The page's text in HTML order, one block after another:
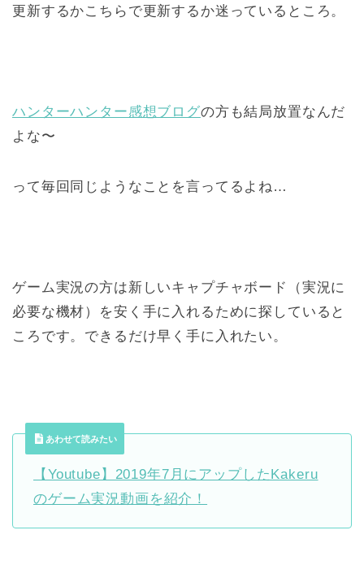
更新するかこちらで更新するか迷っているところ。
ハンターハンター感想ブログの方も結局放置なんだ
よな〜
って毎回同じようなことを言ってるよね…
ゲーム実況の方は新しいキャプチャボード（実況に
必要な機材）を安く手に入れるために探していると
ころです。できるだけ早く手に入れたい。
あわせて読みたい
【Youtube】2019年7月にアップしたKakeru
のゲーム実況動画を紹介！